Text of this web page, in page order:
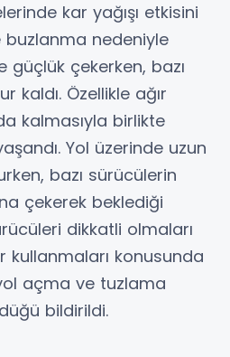
kar yağışı etkisini
buzlanma nedeniyle
güçlük çekerken, bazı
kaldı. Özellikle ağır
kalmasıyla birlikte
Yol üzerinde uzun
bazı sürücülerin
çekerek beklediği
dikkatli olmaları
kullanmaları konusunda
açma ve tuzlama
bildirildi.